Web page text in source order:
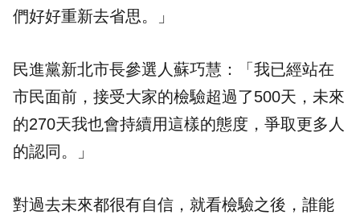
們好好重新去省思。」
民進黨新北市長參選人蘇巧慧：「我已經站在
市民面前，接受大家的檢驗超過了500天，未來
的270天我也會持續用這樣的態度，爭取更多人
的認同。」
對過去未來都很有自信，就看檢驗之後，誰能